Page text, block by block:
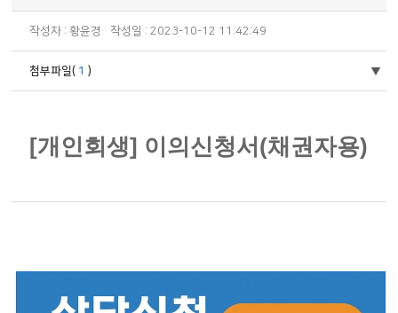
작성자 : 황윤경 작성일 : 2023-10-12 11:42:49
첨부파일( 1 )
[개인회생] 이의신청서(채권자용)